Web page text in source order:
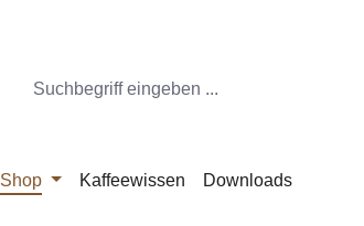
Shop Kaffeewissen Downloads